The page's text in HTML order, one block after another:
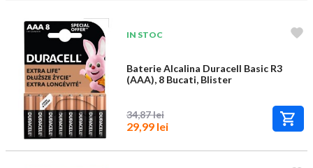
IN STOC
Baterie Alcalina Duracell Basic R3
(AAA), 8 Bucati, Blister
34,87 lei
29,99 lei